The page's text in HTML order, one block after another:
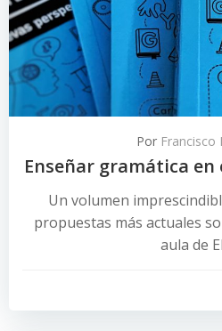
Por Francisco
Enseñar gramática en
Un volumen
propuestas más actuales
aula de